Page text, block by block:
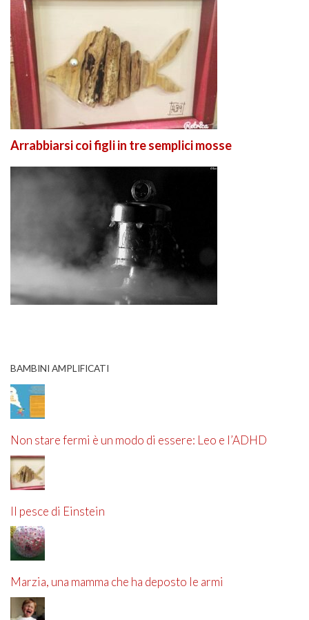
Arrabbiarsi coi figli in tre semplici mosse
BAMBINI AMPLIFICATI
Non stare fermi è un modo di essere: Leo e l’ADHD
Il pesce di Einstein
Marzia, una mamma che ha deposto le armi